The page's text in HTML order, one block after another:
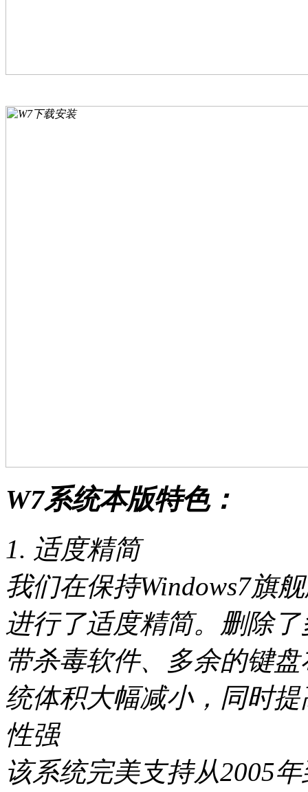
W7系统本版特色：
1. 适度精简
我们在保持Windows7旗
进行了适度精简。删除
带杀毒软件、多余的键
统体积大幅减小，同时
性强
该系统完美支持从2005